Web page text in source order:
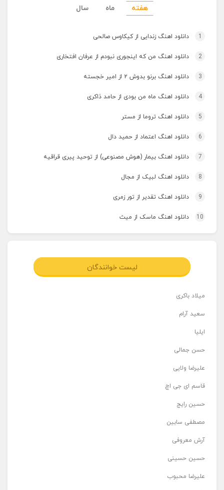
هفته ماه سال
1 دانلود اهنگ زندایی از کیکاوس صالحی
2 دانلود اهنگ من که اینجوری نبودم از عرفان افتخاری
3 دانلود اهنگ برنو بدوش ۲ از امیر خجسته
4 دانلود اهنگ ماه من بودی از حامد ذاکری
5 دانلود اهنگ تروما از مستر
6 دانلود اهنگ اعتماد از حمید دال
7 دانلود اهنگ بیمار (هوش مصنوعی) از توحید پیری قراقیه
8 دانلود اهنگ لبیک از مجال
9 دانلود اهنگ تقدیر از تور زمری
10 دانلود اهنگ ماسک از میث
لیست خوانندگان
میلاد باکری
سعید آرام
ایلیا
حسن جمالی
علیرضا ولایی
قاسم ای جی اچ
حسین رایج
مصطفی سابین
آرش معروفی
حسین حسینی
علیرضا محبوب